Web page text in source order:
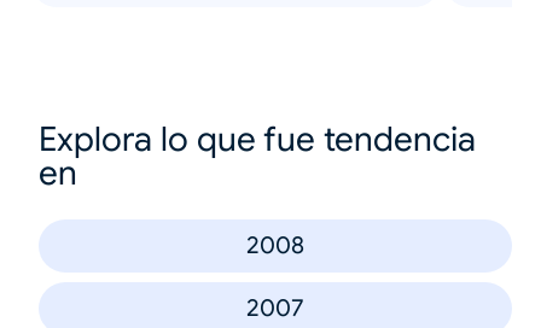
Explora lo que fue tendencia
en
2008
2007